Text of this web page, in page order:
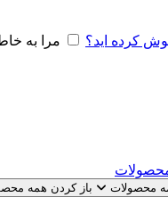
کرده اید؟ مرا به
محصولات باز کردن همه